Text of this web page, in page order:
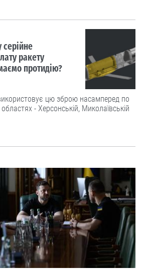
серійне
ракету
протидію?
цю зброю насамперед по
- Херсонській, Миколаївській